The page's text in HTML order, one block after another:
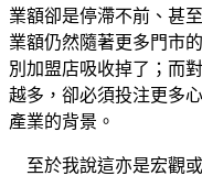
業額卻是停滯不前、甚
業額仍然隨著更多門市
別加盟店吸收掉了；而
越多，卻必須投注更多
產業的背景。
至於我說這亦是宏觀